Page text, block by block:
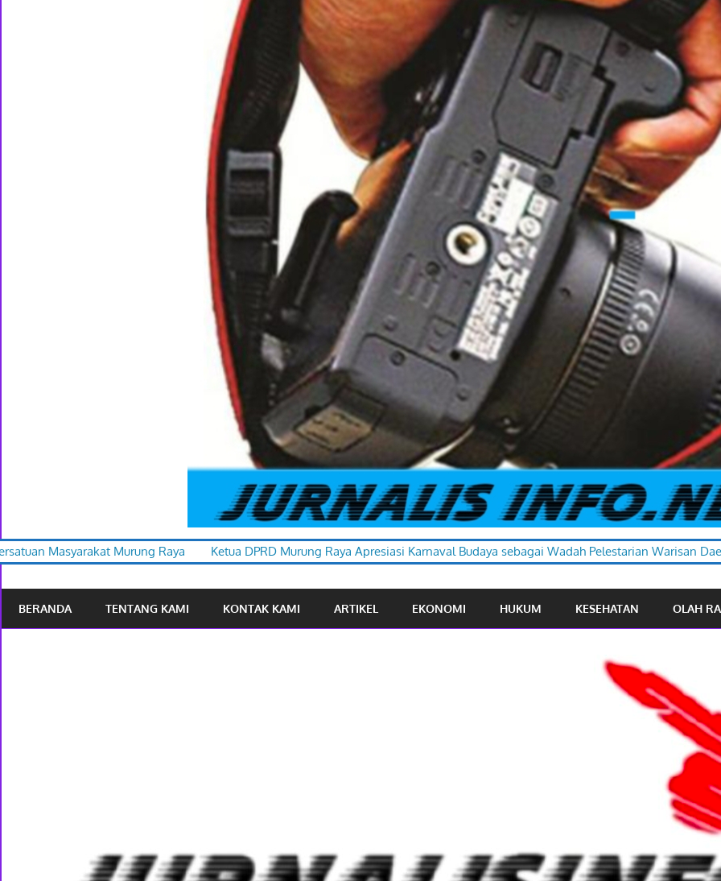
Raya Ketua DPRD Murung Raya Apresiasi Karnaval Budaya sebagai Wadah Pelestarian Warisan Daerah
BERANDA TENTANG KAMI KONTAK KAMI ARTIKEL EKONOMI HUKUM KESEHATAN OLAH